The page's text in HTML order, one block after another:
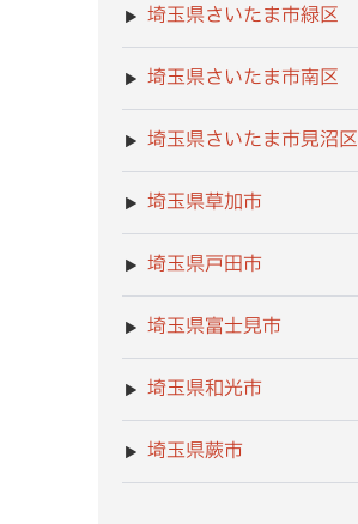
埼玉県さいたま市緑区
埼玉県さいたま市南区
埼玉県さいたま市見沼区
埼玉県草加市
埼玉県戸田市
埼玉県富士見市
埼玉県和光市
埼玉県蕨市